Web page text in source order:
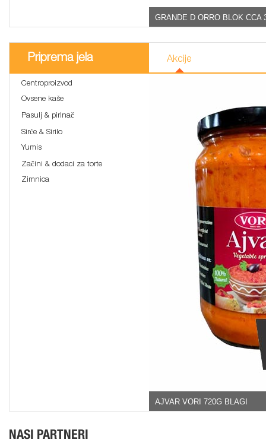
GRANDE D ORRO BLOK CCA
Priprema jela Akcije
Centroproizvod
Ovsene kaše
Pasulj & pirinač
Sirće & Sirilo
Yumis
Začini & dodaci za torte
Zimnica
AJVAR VORI 720G BLAGI
NASI PARTNERI